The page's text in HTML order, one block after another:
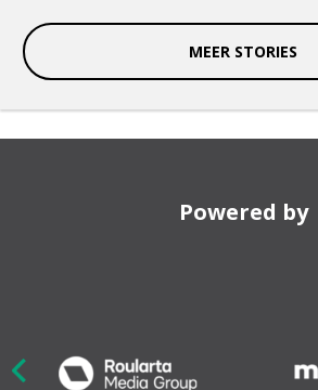
MEER STORIES
Powered by